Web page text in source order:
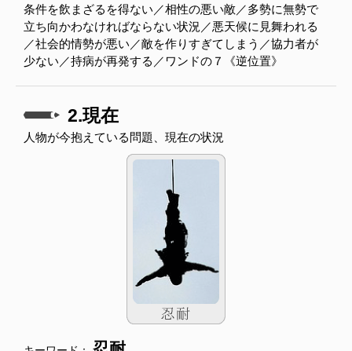
条件を飲まざるを得ない／相性の悪い敵／多勢に無勢で
立ち向かわなければならない状況／悪天候に見舞われる
／社会的情勢が悪い／敵を作りすぎてしまう／協力者が
少ない／持病が再発する／ワンドの７《逆位置》
2.現在
人物が今抱えている問題、現在の状況